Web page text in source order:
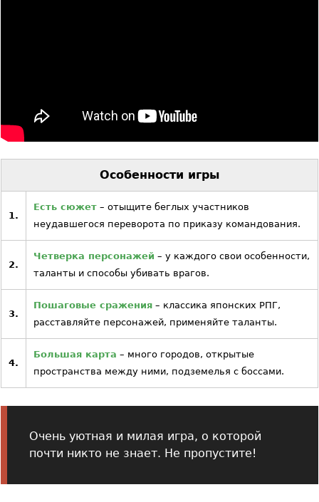
Особенности игры
1.
Есть сюжет – отыщите беглых участников
неудавшегося переворота по приказу командования.
2.
Четверка персонажей – у каждого свои особенности,
таланты и способы убивать врагов.
3.
Пошаговые сражения – классика японских РПГ,
расставляйте персонажей, применяйте таланты.
4.
Большая карта – много городов, открытые
пространства между ними, подземелья с боссами.
Очень уютная и милая игра, о которой
почти никто не знает. Не пропустите!